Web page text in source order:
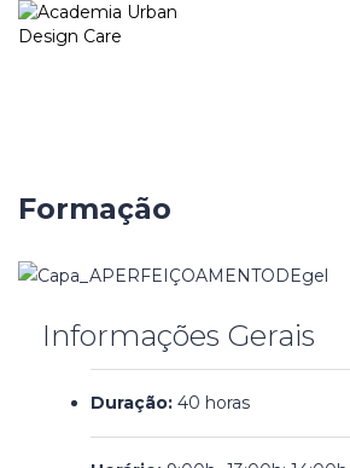
Formação
Informações Gerais
Duração: 40 horas